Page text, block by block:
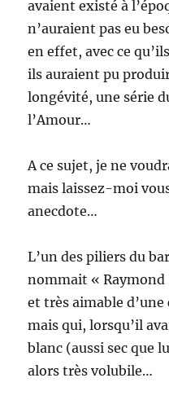
avaient existé à
n’auraient pas eu
en effet, avec ce
ils auraient pu
longévité, une série
l’Amour…
A ce sujet, je ne
mais laissez-moi
anecdote…
L’un des piliers du
nommait «
et très aimable
mais qui, lorsqu’il
blanc (aussi sec que
alors très volubile…